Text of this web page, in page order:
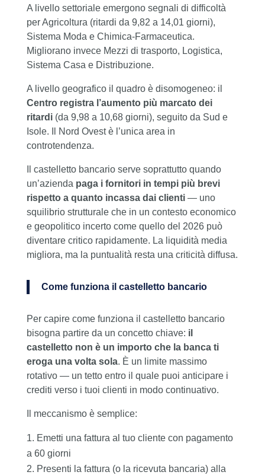
A livello settoriale emergono segnali di difficoltà
per Agricoltura (ritardi da 9,82 a 14,01 giorni),
Sistema Moda e Chimica-Farmaceutica.
Migliorano invece Mezzi di trasporto, Logistica,
Sistema Casa e Distribuzione.
A livello geografico il quadro è disomogeneo: il
Centro registra l’aumento più marcato dei
ritardi(da 9,98 a 10,68 giorni), seguito da Sud e
Isole. Il Nord Ovest è l’unica area in
controtendenza.
Il castelletto bancario serve soprattutto quando
un’azienda paga i fornitori in tempi più brevi
rispetto a quanto incassa dai clienti— uno
squilibrio strutturale che in un contesto economico
e geopolitico incerto come quello del 2026 può
diventare critico rapidamente. La liquidità media
migliora, ma la puntualità resta una criticità diffusa.
Come funziona il castelletto bancario
Per capire come funziona il castelletto bancario
bisogna partire da un concetto chiave: il
castelletto non è un importo che la banca ti
eroga una volta sola. È un limite massimo
rotativo — un tetto entro il quale puoi anticipare i
crediti verso i tuoi clienti in modo continuativo.
Il meccanismo è semplice:
Emetti una fattura al tuo cliente con pagamento
a 60 giorni
Presenti la fattura (o la ricevuta bancaria) alla